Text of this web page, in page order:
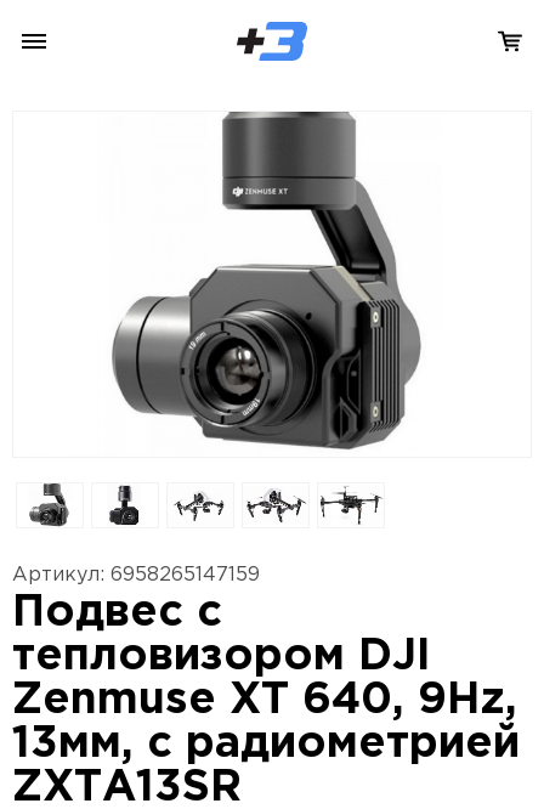
Артикул: 6958265147159
Подвес с
тепловизором DJI
Zenmuse XT 640, 9Hz,
13мм, с радиометрией
ZXTA13SR